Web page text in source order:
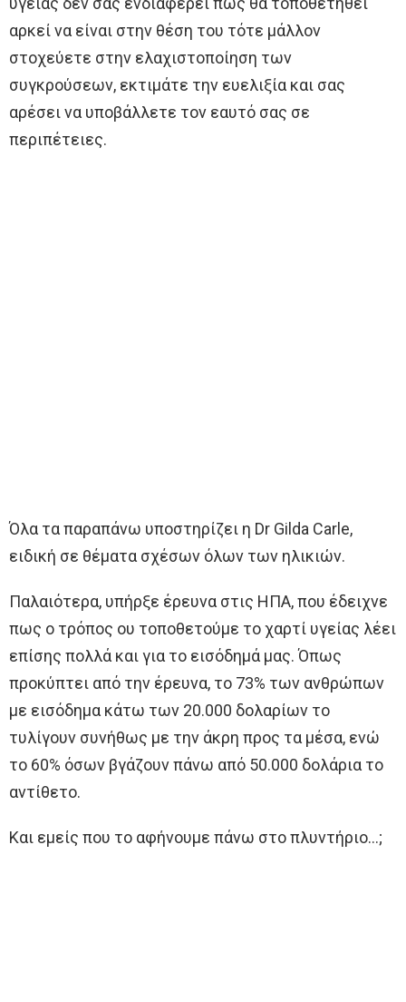
αρκεί να είναι στην θέση του τότε μάλλον
στοχεύετε στην ελαχιστοποίηση των
συγκρούσεων, εκτιμάτε την ευελιξία και σας
αρέσει να υποβάλλετε τον εαυτό σας σε
περιπέτειες.
Όλα τα παραπάνω υποστηρίζει η Dr Gilda Carle,
ειδική σε θέματα σχέσων όλων των ηλικιών.
Παλαιότερα, υπήρξε έρευνα στις ΗΠΑ, που έδειχνε
πως ο τρόπος ου τοποθετούμε το χαρτί υγείας λέει
επίσης πολλά και για το εισόδημά μας. Όπως
προκύπτει από την έρευνα, το 73% των ανθρώπων
με εισόδημα κάτω των 20.000 δολαρίων το
τυλίγουν συνήθως με την άκρη προς τα μέσα, ενώ
το 60% όσων βγάζουν πάνω από 50.000 δολάρια το
αντίθετο.
Και εμείς που το αφήνουμε πάνω στο πλυντήριο…;